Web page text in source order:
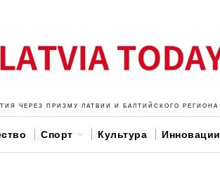
ЧЕРЕЗ ПРИЗМУ ЛАТВИИ И БАЛТИЙСКОГО РЕГИОНА
Спорт Культура Инновации